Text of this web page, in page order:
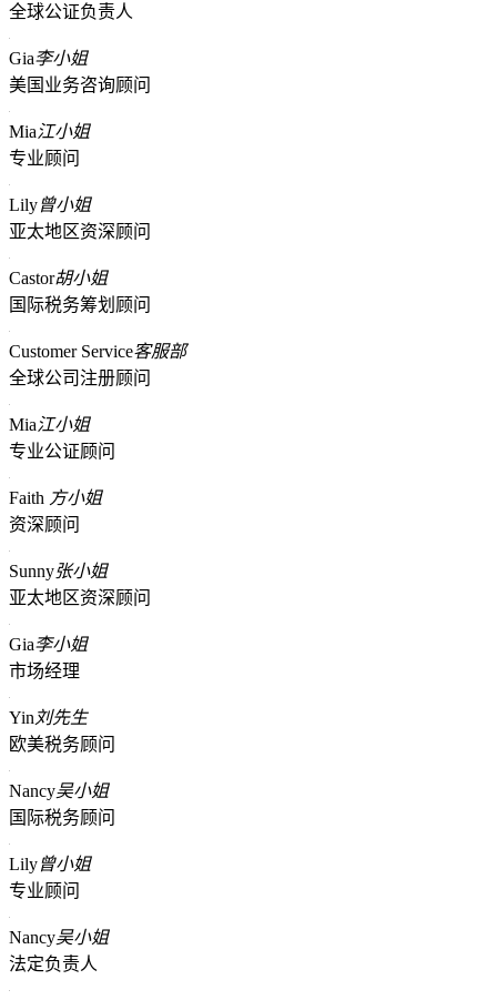
全球公证负责人
Gia李小姐
美国业务咨询顾问
Mia江小姐
专业顾问
Lily曾小姐
亚太地区资深顾问
Castor胡小姐
国际税务筹划顾问
Customer Service客服部
全球公司注册顾问
Mia江小姐
专业公证顾问
Faith 方小姐
资深顾问
Sunny张小姐
亚太地区资深顾问
Gia李小姐
市场经理
Yin 刘先生
欧美税务顾问
Nancy吴小姐
国际税务顾问
Lily曾小姐
专业顾问
Nancy吴小姐
法定负责人